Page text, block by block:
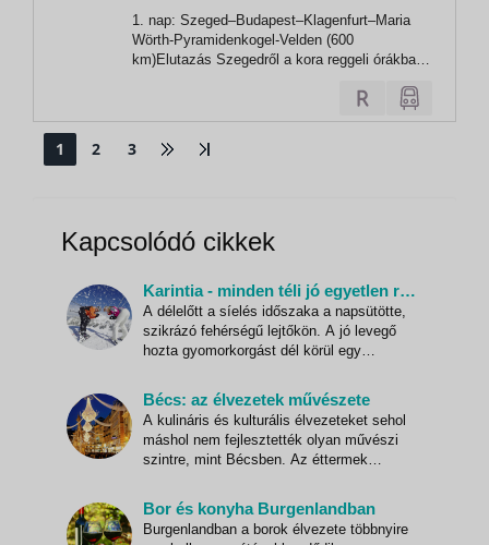
Klagenfurt és Villach, Pyramidenkog
1. nap: Szeged–Budapest–Klagenfurt–Maria
Wörth-Pyramidenkogel-Velden (600
km)Elutazás Szegedről a kora reggeli órákban.
határátkelőn keresztül utazunk tovább a Graz–
Klagenfurt–Wörthi-tó–Spittal útvonalon.
sétálunk...
1 2 3
Kapcsolódó cikkek
Karintia - minden téli jó egyetlen régióban
A délelőtt a síelés időszaka a napsütötte,
szikrázó fehérségű lejtőkön. A jó levegő
hozta gyomorkorgást dél körül egy
miközben a délutáni szánkózás, a
korcsolyázás, netalántán a hótalpas
vándortúra részleteit is egyeztethetjük a
csapat vagy a család többi ta
Bécs: az élvezetek művészete
A kulináris és kulturális élvezeteket sehol
máshol nem fejlesztették olyan művészi
szintre, mint Bécsben. Az éttermek
ínyenceket, miközben a bécsi múzeumok
a legkülönbözőbb korszakokból származó
műremekekkel csábítják az érdeklődőket.
Bor és konyha Burgenlandban
Burgenlandban a borok élvezete többnyire